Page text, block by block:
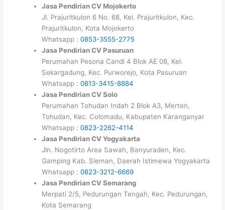
Jasa Pendirian CV Mojokerto
Jl. Prajuritkulon 6 No. 68, Kel. Prajuritkulon, Kec.
Prajuritkulon, Kota Mojokerto
Whatsapp : 0853-3555-2775
Jasa Pendirian CV Pasuruan
Perumahan Pesona Candi 4 Blok AE 08, Kel.
Sekargadung, Kec. Purworejo, Kota Pasuruan
Whatsapp : 0813-3415-8884
Jasa Pendirian CV Solo
Perumahan Tohudan Indah 2 Blok A3, Merten,
Tohudan, Kec. Colomadu, Kabupaten Karanganyar
Whatsapp : 0823-2262-4114
Jasa Pendirian CV Yogyakarta
Jln. Nogotirto Area Sawah, Banyuraden, Kec.
Gamping Kab. Sleman, Daerah Istimewa Yogyakarta
Whatsapp : 0823-3212-6669
Jasa Pendirian CV Semarang
Merpati 2/5, Pedurungan Tengah, Kec. Pedurungan,
Kota Semarang